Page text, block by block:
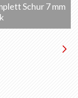
Schur 7 mm